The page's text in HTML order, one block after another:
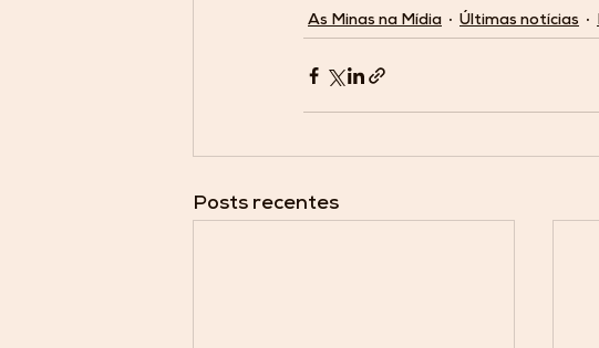
As Minas na Mídia Últimas notícias
Posts recentes